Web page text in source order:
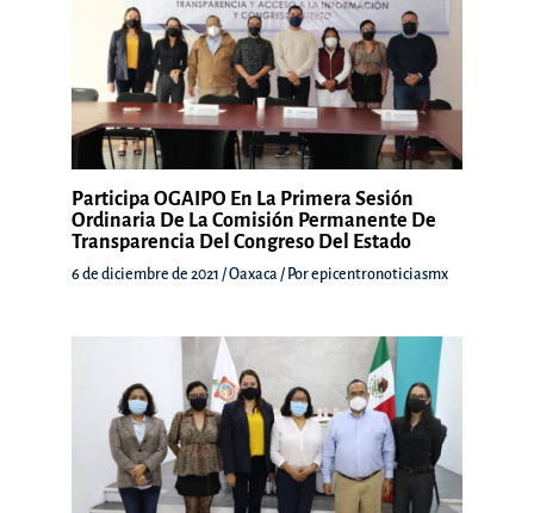
Participa OGAIPO En La Primera Sesión
Ordinaria De La Comisión Permanente De
Transparencia Del Congreso Del Estado
6 de diciembre de 2021 /Oaxaca / Porepicentronoticiasmx